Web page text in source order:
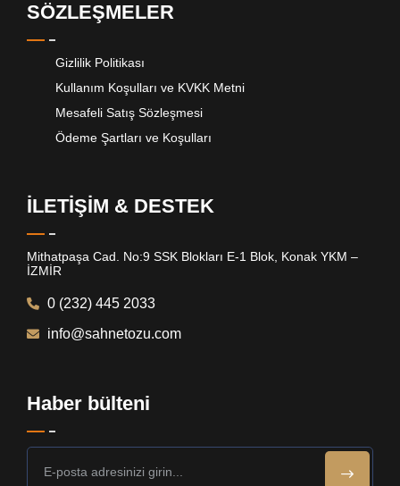
SÖZLEŞMELER
Gizlilik Politikası
Kullanım Koşulları ve KVKK Metni
Mesafeli Satış Sözleşmesi
Ödeme Şartları ve Koşulları
İLETİŞİM & DESTEK
Mithatpaşa Cad. No:9 SSK Blokları E-1 Blok, Konak YKM –
İZMİR
0 (232) 445 2033
info@sahnetozu.com
Haber bülteni